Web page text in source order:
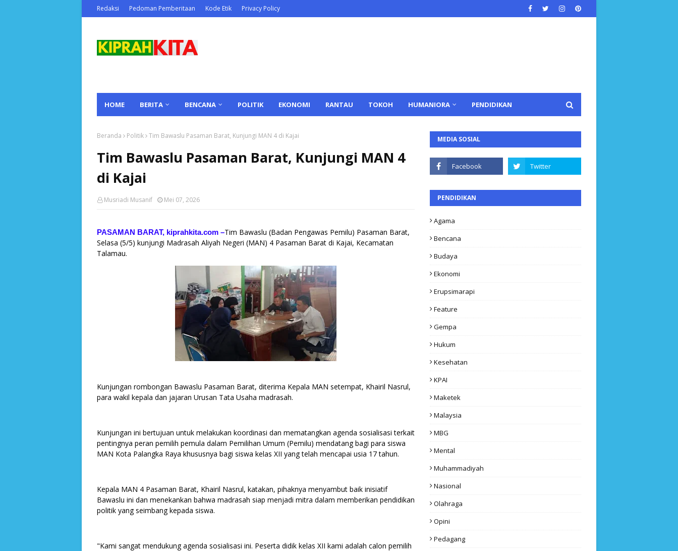
Redaksi Pedoman Pemberitaan Kode Etik Privacy Policy
HOME BERITA BENCANA POLITIK EKONOMI RANTAU TOKOH HUMANIORA PENDIDIKAN
Beranda Politik Tim Bawaslu Pasaman Barat, Kunjungi MAN 4 di Kajai
Tim Bawaslu Pasaman Barat, Kunjungi MAN 4
di Kajai
Musriadi Musanif Mei 07, 2026
PASAMAN BARAT, kiprahkita.com –Tim Bawaslu (Badan Pengawas Pemilu) Pasaman Barat,
Selasa (5/5) kunjungi Madrasah Aliyah Negeri (MAN) 4 Pasaman Barat di Kajai, Kecamatan
Talamau.
Kunjungan rombongan Bawaslu Pasaman Barat, diterima Kepala MAN setempat, Khairil Nasrul,
para wakil kepala dan jajaran Urusan Tata Usaha madrasah.
Kunjungan ini bertujuan untuk melakukan koordinasi dan mematangkan agenda sosialisasi terkait
pentingnya peran pemilih pemula dalam Pemilihan Umum (Pemilu) mendatang bagi para siswa
MAN Kota Palangka Raya khususnya bagi siswa kelas XII yang telah mencapai usia 17 tahun.
Kepala MAN 4 Pasaman Barat, Khairil Nasrul, katakan, pihaknya menyambut baik inisiatif
Bawaslu ini dan menekankan bahwa madrasah siap menjadi mitra dalam memberikan pendidikan
politik yang seimbang kepada siswa.
"Kami sangat mendukung agenda sosialisasi ini. Peserta didik kelas XII kami adalah calon pemilih
MEDIA SOSIAL
PENDIDIKAN
Agama
Bencana
Budaya
Ekonomi
Erupsimarapi
Feature
Gempa
Hukum
Kesehatan
KPAI
Maketek
Malaysia
MBG
Mental
Muhammadiyah
Nasional
Olahraga
Opini
Pedagang